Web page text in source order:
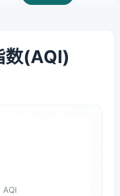
数(AQI)
AQI